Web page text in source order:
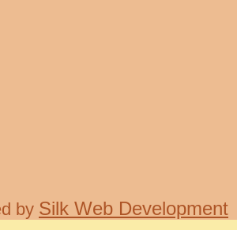
by Silk Web Development